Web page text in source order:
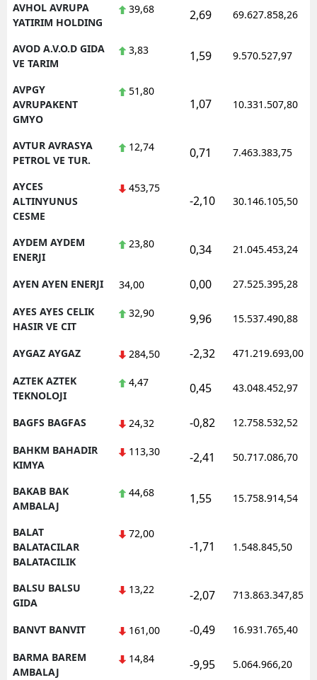
AVHOL AVRUPA
YATIRIM HOLDING
39,68 2,69 69.627.858,26
AVOD A.V.O.D GIDA
VE TARIM
3,83 1,59 9.570.527,97
AVPGY
AVRUPAKENT
GMYO
51,80
1,07 10.331.507,80
AVTUR AVRASYA
PETROL VE TUR.
12,74 0,71 7.463.383,75
AYCES
ALTINYUNUS
CESME
453,75
-2,10 30.146.105,50
AYDEM AYDEM
ENERJI
23,80 0,34 21.045.453,24
AYEN AYEN ENERJI 34,00 0,00 27.525.395,28
AYES AYES CELIK
HASIR VE CIT
32,90 9,96 15.537.490,88
AYGAZ AYGAZ 284,50 -2,32 471.219.693,00
AZTEK AZTEK
TEKNOLOJI
4,47 0,45 43.048.452,97
BAGFS BAGFAS 24,32 -0,82 12.758.532,52
BAHKM BAHADIR
KIMYA
113,30 -2,41 50.717.086,70
BAKAB BAK
AMBALAJ
44,68 1,55 15.758.914,54
BALAT
BALATACILAR
BALATACILIK
72,00
-1,71 1.548.845,50
BALSU BALSU
GIDA
13,22 -2,07 713.863.347,85
BANVT BANVIT 161,00 -0,49 16.931.765,40
BARMA BAREM
AMBALAJ
14,84 -9,95 5.064.966,20